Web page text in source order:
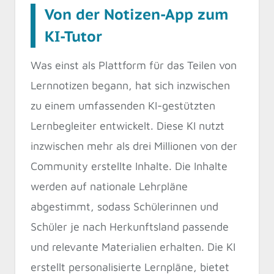
Von der Notizen-App zum
KI-Tutor
Was einst als Plattform für das Teilen von
Lernnotizen begann, hat sich inzwischen
zu einem umfassenden KI-gestützten
Lernbegleiter entwickelt. Diese KI nutzt
inzwischen mehr als drei Millionen von der
Community erstellte Inhalte. Die Inhalte
werden auf nationale Lehrpläne
abgestimmt, sodass Schülerinnen und
Schüler je nach Herkunftsland passende
und relevante Materialien erhalten. Die KI
erstellt personalisierte Lernpläne, bietet